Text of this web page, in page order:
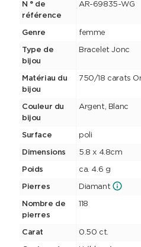
N ° de
référence
AR-69835-WG
Genre femme
Type de
bijou
Bracelet Jonc
Matériau du
bijou
750/18 carats
Couleur du
bijou
Argent, Blanc
Surface poli
Dimensions 5.8 x 4.8cm
Poids ca. 4.6 g
Pierres Diamant
Nombre de
pierres
118
Carat 0.50 ct.